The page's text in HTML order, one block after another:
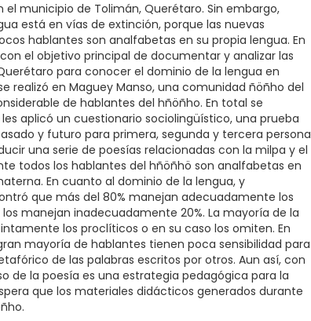
municipio de Tolimán, Querétaro. Sin embargo,
está en vías de extinción, porque las nuevas
hablantes son analfabetas en su propia lengua. En
el objetivo principal de documentar y analizar las
para conocer el dominio de la lengua en
realizó en Maguey Manso, una comunidad ñöñho del
de hablantes del hñöñho. En total se
aplicó un cuestionario sociolingüístico, una prueba
y futuro para primera, segunda y tercera persona
una serie de poesías relacionadas con la milpa y el
todos los hablantes del hñöñhö son analfabetas en
En cuanto al dominio de la lengua, y
que más del 80% manejan adecuadamente los
manejan inadecuadamente 20%. La mayoría de la
los proclíticos o en su caso los omiten. En
mayoría de hablantes tienen poca sensibilidad para
de las palabras escritos por otros. Aun así, con
de la poesía es una estrategia pedagógica para la
que los materiales didácticos generados durante